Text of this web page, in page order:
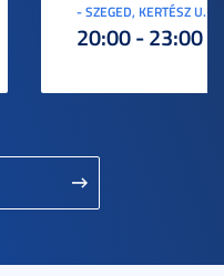
- SZEGED, KERTÉSZ U. 3.
20:00 - 23:00